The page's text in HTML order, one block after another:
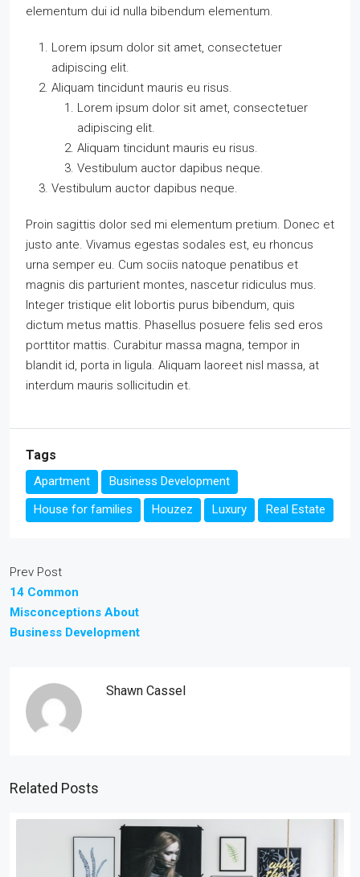
elementum dui id nulla bibendum elementum.
Lorem ipsum dolor sit amet, consectetuer
adipiscing elit.
Aliquam tincidunt mauris eu risus.
Lorem ipsum dolor sit amet, consectetuer
adipiscing elit.
Aliquam tincidunt mauris eu risus.
Vestibulum auctor dapibus neque.
Vestibulum auctor dapibus neque.
Proin sagittis dolor sed mi elementum pretium. Donec et
justo ante. Vivamus egestas sodales est, eu rhoncus
urna semper eu. Cum sociis natoque penatibus et
magnis dis parturient montes, nascetur ridiculus mus.
Integer tristique elit lobortis purus bibendum, quis
dictum metus mattis. Phasellus posuere felis sed eros
porttitor mattis. Curabitur massa magna, tempor in
blandit id, porta in ligula. Aliquam laoreet nisl massa, at
interdum mauris sollicitudin et.
Tags
Apartment
Business Development
House for families
Houzez Luxury Real Estate
Prev Post
14 Common
Misconceptions About
Business Development
Shawn Cassel
Related Posts